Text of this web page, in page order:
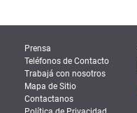
Prensa
Teléfonos de Contacto
Trabajá con nosotros
Mapa de Sitio
Contactanos